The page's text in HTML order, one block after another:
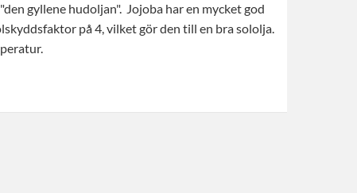
gyllene hudoljan". Jojoba har en mycket god
på 4, vilket gör den till en bra sololja.